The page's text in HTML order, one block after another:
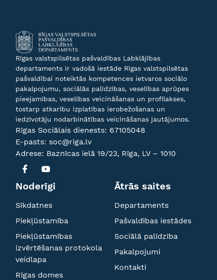
Rīgas valstspilsētas pašvaldības Labklājības
departaments ir vadošā iestāde Rīgas valstspilsētas
pašvaldībai noteiktās kompetences ietvaros sociālo
pakalpojumu, sociālās palīdzības, veselības aprūpes
pieejamības, veselības veicināšanas un profilakses,
tostarp atkarību izplatības ierobežošanas un
iedzīvotāju nodarbinātības veicināšanas jautājumos.
Rīgas Sociālais dienests: 67105048
E-pasts: soc@riga.lv
Adrese: Baznīcas ielā 19/23, Rīga, LV – 1010
Noderīgi
Sīkdatnes
Piekļūstamība
Piekļūstamības
izvērtēšanas protokola
veidlapa
Rīgas domes
Ātrās saites
Departaments
Pašvaldības iestādes
Sociālā palīdzība
Pakalpojumi
Kontakti